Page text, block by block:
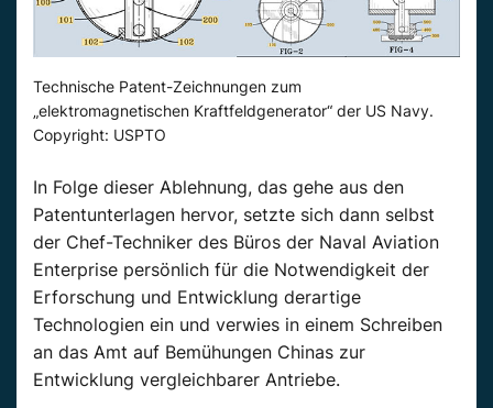
Technische Patent-Zeichnungen zum
„elektromagnetischen Kraftfeldgenerator“ der US Navy.
Copyright: USPTO
In Folge dieser Ablehnung, das gehe aus den
Patentunterlagen hervor, setzte sich dann selbst
der Chef-Techniker des Büros der Naval Aviation
Enterprise persönlich für die Notwendigkeit der
Erforschung und Entwicklung derartige
Technologien ein und verwies in einem Schreiben
an das Amt auf Bemühungen Chinas zur
Entwicklung vergleichbarer Antriebe.